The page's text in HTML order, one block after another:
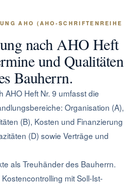
AHO (AHO-SCHRIFTENREIHE
nach AHO Heft
und Qualitäten
Bauherrn.
AHO Heft Nr. 9 umfasst die
Organisation (A),
(B), Kosten und Finanzierung
(D) sowie Verträge und
als Treuhänder des Bauherrn.
mit Soll-Ist-